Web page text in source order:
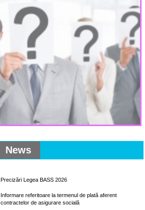
News
Precizări Legea BASS 2026
Informare referitoare la termenul de plată aferent
contractelor de asigurare socială